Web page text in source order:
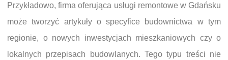
Przykładowo, firma oferująca usługi remontowe w Gdańsku
może tworzyć artykuły o specyfice budownictwa w tym
regionie, o nowych inwestycjach mieszkaniowych czy o
lokalnych przepisach budowlanych. Tego typu treści nie